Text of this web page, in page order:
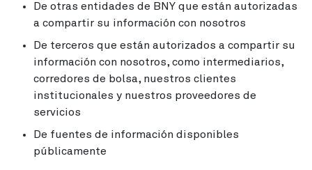
De otras entidades de BNY que están autorizadas
a compartir su información con nosotros
De terceros que están autorizados a compartir su
información con nosotros, como intermediarios,
corredores de bolsa, nuestros clientes
institucionales y nuestros proveedores de
servicios
De fuentes de información disponibles
públicamente